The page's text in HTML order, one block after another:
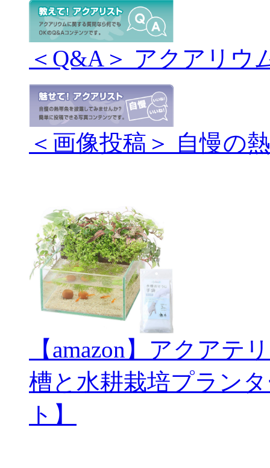
＜Q&A＞ アクアリウ
＜画像投稿＞ 自慢の
【amazon】アクアテ
槽と水耕栽培プラン
ト】